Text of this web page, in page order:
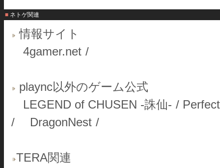
■ ネトゲ関連
情報サイト
4gamer.net /
plaync以外のゲーム公式
LEGEND of CHUSEN -誅仙- /
/ DragonNest /
TERA関連